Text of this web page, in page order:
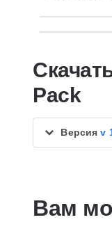
Pack
Версияv
Вам